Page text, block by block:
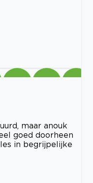
maar anouk
goed doorheen
in begrijpelijke